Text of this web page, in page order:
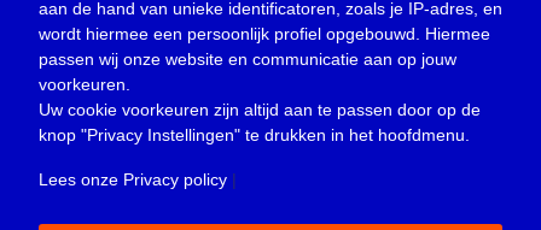
Overlijden(39)
Podcast(18)
prijsvraag (5)
Religie (1.438)
Service(226)
aan de hand van unieke identificatoren, zoals je IP-adres, en
wordt hiermee een persoonlijk profiel opgebouwd. Hiermee
passen wij onze website en communicatie aan op jouw
voorkeuren.
Uw cookie voorkeuren zijn altijd aan te passen door op de
knop "Privacy Instellingen" te drukken in het hoofdmenu.
Lees onze Privacy policy |